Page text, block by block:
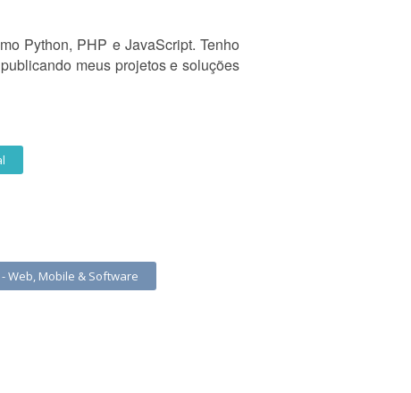
Python, PHP e JavaScript. Tenho
meus projetos e soluções
Web, Mobile & Software